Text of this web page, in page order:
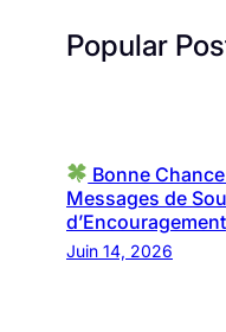
Popular
Bonne
Messages de
d’Encouragement
Juin 14, 2026